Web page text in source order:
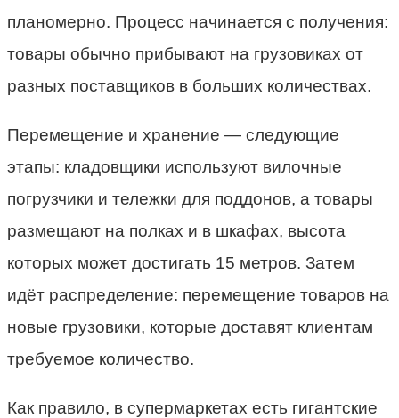
планомерно. Процесс начинается с получения:
товары обычно прибывают на грузовиках от
разных поставщиков в больших количествах.
Перемещение и хранение — следующие
этапы: кладовщики используют вилочные
погрузчики и тележки для поддонов, а товары
размещают на полках и в шкафах, высота
которых может достигать 15 метров. Затем
идёт распределение: перемещение товаров на
новые грузовики, которые доставят клиентам
требуемое количество.
Как правило, в супермаркетах есть гигантские